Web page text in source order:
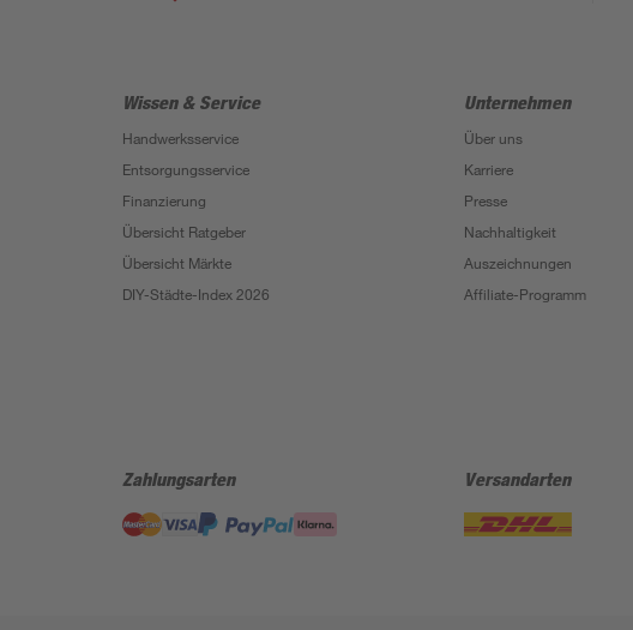
Wissen & Service
Handwerksservice
Entsorgungsservice
Finanzierung
Übersicht Ratgeber
Übersicht Märkte
DIY-Städte-Index 2026
Unternehmen
Über uns
Karriere
Presse
Nachhaltigkeit
Auszeichnungen
Affiliate-Programm
Zahlungsarten Versandarten